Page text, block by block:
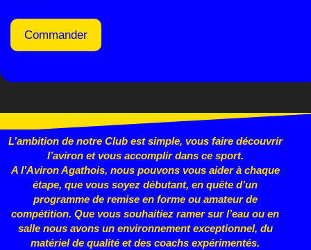
Commander
L’ambition de notre Club est simple, vous faire découvrir
l’aviron et vous accomplir dans ce sport.
A l’Aviron Agathois, nous pouvons vous aider à chaque
étape, que vous soyez débutant, en quête d’un
programme de remise en forme ou amateur de
compétition. Que vous souhaitiez ramer sur l’eau ou en
salle nous avons un environnement exceptionnel, du
matériel de qualité et des coachs expérimentés.